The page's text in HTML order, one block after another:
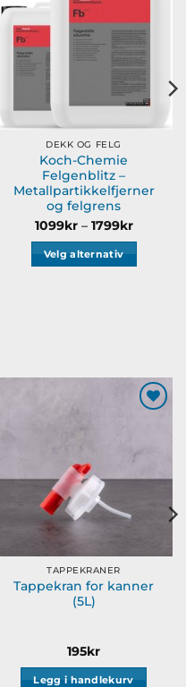
DEKK OG FELG
Koch-Chemie
Felgenblitz –
Metallpartikkelfjerner
og felgrens
1099kr – 1799kr
Velg alternativ
TAPPEKRANER
Tappekran for kanner
(5L)
195kr
Legg i handlekurv